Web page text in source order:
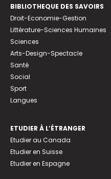
BIBLIOTHEQUE DES SAVOIRS
Droit-Economie-Gestion
Littérature-Sciences Humaines
Sciences
Arts-Design-Spectacle
Santé
Social
Sport
Langues
ETUDIER À L’ÉTRANGER
Etudier au Canada
Etudier en Suisse
Etudier en Espagne